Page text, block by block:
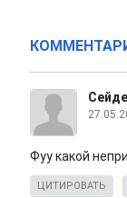
Сейде
Фуу какой
ЦИТИРОВАТЬ